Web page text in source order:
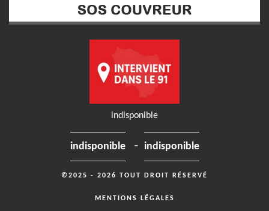
indisponible
indisponible - indisponible
©2025 - 2026 TOUT DROIT RÉSERVÉ
MENTIONS LÉGALES